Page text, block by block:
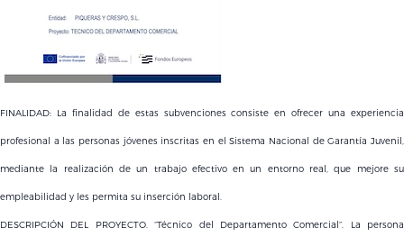
FINALIDAD: La finalidad de estas subvenciones consiste en ofrecer una experiencia
profesional a las personas jóvenes inscritas en el Sistema Nacional de Garantía Juvenil,
mediante la realización de un trabajo efectivo en un entorno real, que mejore su
empleabilidad y les permita su inserción laboral.
DESCRIPCIÓN DEL PROYECTO. “Técnico del Departamento Comercial”. La persona